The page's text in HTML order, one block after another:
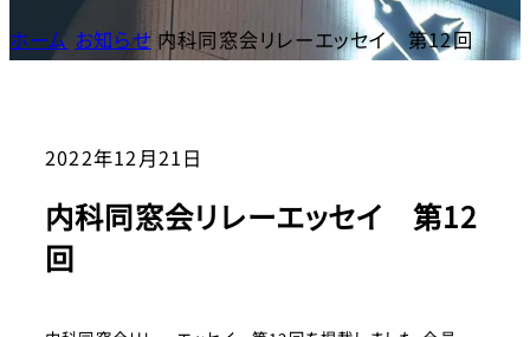
ホーム お知らせ 内科同窓会リレーエッセイ 第12回
2022年12月21日
内科同窓会リレーエッセイ 第12
回